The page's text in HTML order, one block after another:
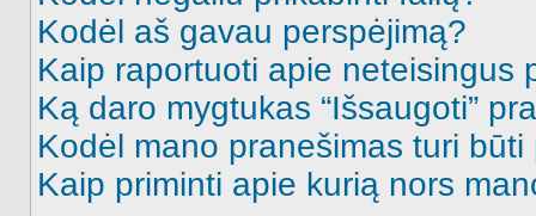
Kodėl aš gavau perspėjimą?
Kaip raportuoti apie neteisingus
Ką daro mygtukas “Išsaugoti”
Kodėl mano pranešimas turi būti
Kaip priminti apie kurią nors